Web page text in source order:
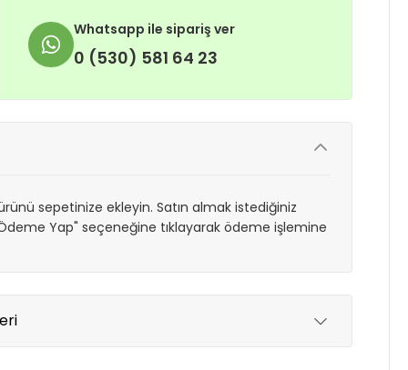
Whatsapp ile sipariş ver
0 (530) 581 64 23
sepetinize ekleyin. Satın almak istediğiniz
Yap" seçeneğine tıklayarak ödeme işlemine